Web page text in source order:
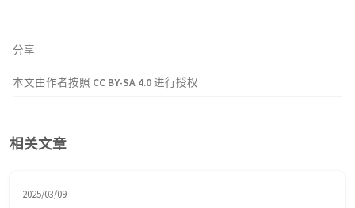
本文由作者按照 CC BY-SA 4.0进行授权
分享
相关文章
2025/03/09